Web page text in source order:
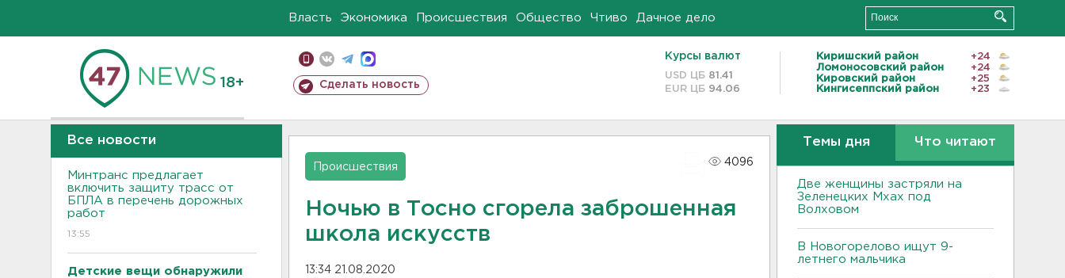
Власть Экономика Происшествия Общество Чтиво Дачное дело
18+ Сделать новость
Курсы валют
USD ЦБ 81.41
EUR ЦБ 94.06
Киришский район
+24
Ломоносовский район
+24
Кировский район
+25
Кингисеппский район
+23
Все новости
Минтранс предлагает
включить защиту трасс от
БПЛА в перечень дорожных
работ
13:55
Детские вещи обнаружили
Происшествия
4096
Ночью в Тосно сгорела заброшенная
школа искусств
13:34 21.08.2020
Темы дня Что читают
Две женщины застряли на
Зеленецких Мхах под
Волховом
В Новогорелово ищут 9-
летнего мальчика